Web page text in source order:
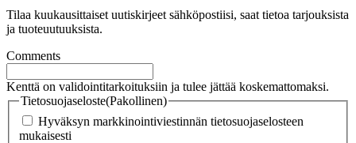
Tilaa kuukausittaiset uutiskirjeet sähköpostiisi, saat tietoa tarjouksista
ja tuoteuutuuksista.
Comments
Kenttä on validointitarkoituksiin ja tulee jättää koskemattomaksi.
Tietosuojaseloste(Pakollinen)
Hyväksyn markkinointiviestinnän tietosuojaselosteen
mukaisesti